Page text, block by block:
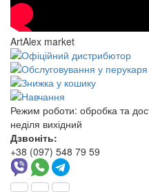
ArtAlex market
Режим роботи: обробка та
неділя вихідний
Дзвоніть:
+38 (097) 548 79 59